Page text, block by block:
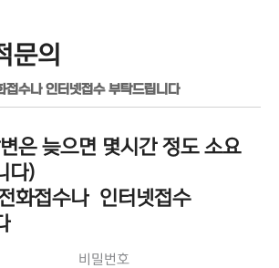
문의
접수나 인터넷접수 부탁드립니다
은 늦으면 몇시간 정도 소요
다)
화접수나 인터넷접수
비밀번호